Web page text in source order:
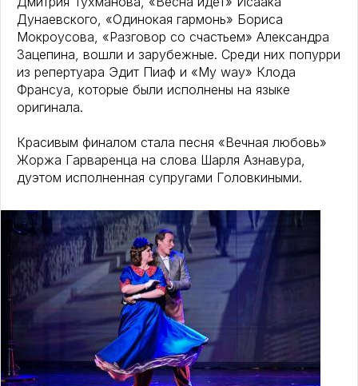
Дунаевского, «Одинокая гармонь» Бориса
Мокроусова, «Разговор со счастьем» Александра
Зацепина, вошли и зарубежные. Среди них попурри
из репертуара Эдит Пиаф и «My way» Клода
Франсуа, которые были исполнены на языке
оригинала.
Красивым финалом стала песня «Вечная любовь»
Жоржа Гарваренца на слова Шарля Азнавура,
дуэтом исполненная супругами Головкиными.